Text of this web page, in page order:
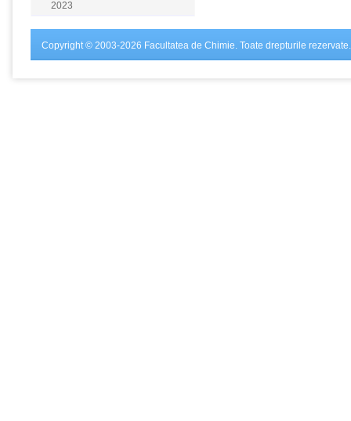
2023
Copyright © 2003-2026 Facultatea de Chimie. Toate drepturile